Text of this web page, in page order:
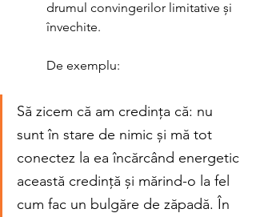
drumul convingerilor limitative și
învechite.
	De exemplu:
Să zicem că am credința că: nu
sunt în stare de nimic și mă tot
conectez la ea încărcând energetic
această credință și mărind-o la fel
cum fac un bulgăre de zăpadă. În